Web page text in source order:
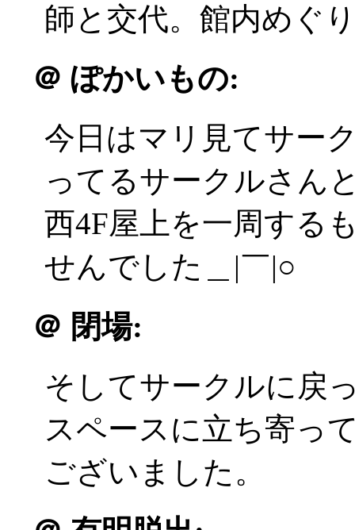
師と交代。館内めぐ
＠ ぽかいもの:
今日はマリ見てサー
ってるサークルさん
西4F屋上を一周する
せんでした＿|￣|○
＠ 閉場:
そしてサークルに戻
スペースに立ち寄っ
ございました。